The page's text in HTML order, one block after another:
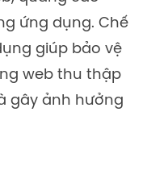
ứng dụng. Chế
giúp bảo vệ
web thu thập
gây ảnh hưởng